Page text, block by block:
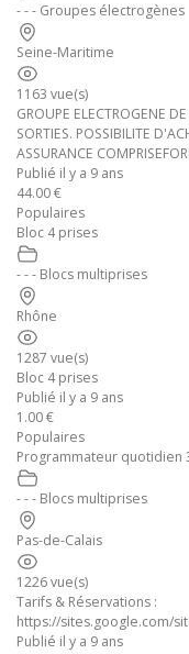
- - - Groupes électrogènes
Seine-Maritime
1163 vue(s)
GROUPE ELECTROGENE
SORTIES. POSSIBILITE
ASSURANCE
Publié il y a 9 ans
44.00 €
Populaires
Bloc 4 prises
- - - Blocs multiprises
Rhône
1287 vue(s)
Bloc 4 prises
Publié il y a 9 ans
1.00 €
Populaires
Programmateur quotidien
- - - Blocs multiprises
Pas-de-Calais
1226 vue(s)
Tarifs & Réservations :
https://sites.google.com/
Publié il y a 9 ans